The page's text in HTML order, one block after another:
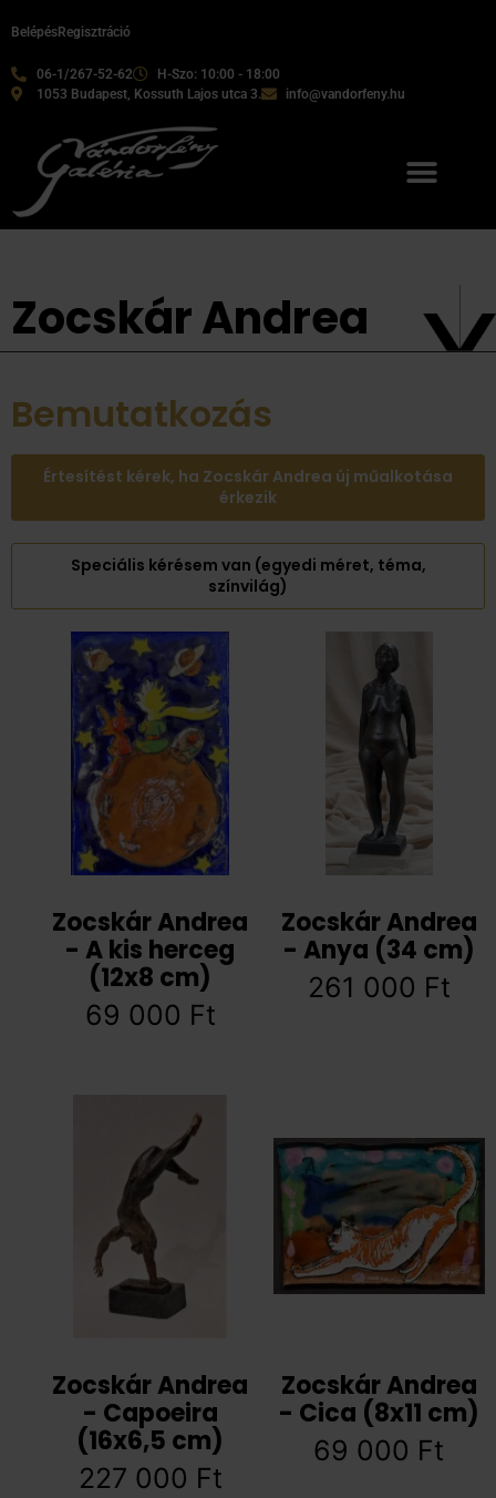
06-1/267-52-62
H-Szo: 10:00 - 18:00
1053 Budapest, Kossuth Lajos utca 3.
info@vandorfeny.hu
BelépésRegisztráció
Zocskár Andrea
Bemutatkozás
Értesítést kérek, ha Zocskár Andrea új műalkotása
érkezik
Speciális kérésem van (egyedi méret, téma,
színvilág)
Zocskár Andrea
- A kis herceg
(12x8 cm)
69 000 Ft
Zocskár Andrea
- Anya (34 cm)
261 000 Ft
Zocskár Andrea
- Capoeira
(16x6,5 cm)
227 000 Ft
Zocskár Andrea
- Cica (8x11 cm)
69 000 Ft